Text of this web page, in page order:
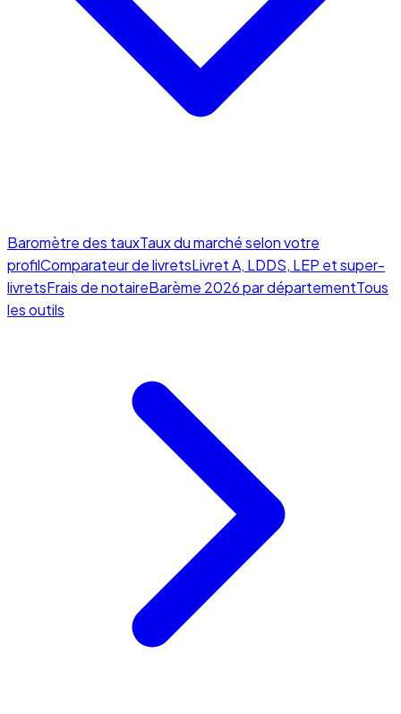
Baromètre des tauxTaux du marché selon votre
profilComparateur de livretsLivret A, LDDS, LEP et super-
livretsFrais de notaireBarème 2026 par départementTous
les outils